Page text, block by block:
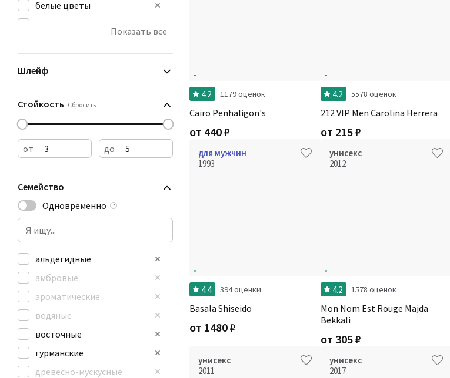
белые цветы
Показать все
Шлейф
Стойкость Сбросить
от до
Семейство
Одновременно
?
альдегидные
амбровые
ароматические
водяные
восточные
гурманские
древесно-мускусные
4.2 1179 оценок
Cairo Penhaligon's
от 440₽
4.2 5578 оценок
212 VIP Men Carolina Herrera
от 215₽
для мужчин
1993
4.4 394 оценки
Basala Shiseido
от 1480₽
унисекс
2012
4.2 1578 оценок
Mon Nom Est Rouge Majda
Bekkali
от 305₽
унисекс
2011
унисекс
2017